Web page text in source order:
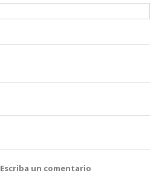
Escriba un comentario